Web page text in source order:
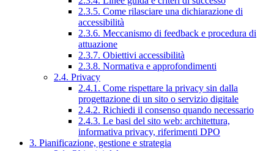
2.3.5. Come rilasciare una dichiarazione di
accessibilità
2.3.6. Meccanismo di feedback e procedura di
attuazione
2.3.7. Obiettivi accessibilità
2.3.8. Normativa e approfondimenti
2.4. Privacy
2.4.1. Come rispettare la privacy sin dalla
progettazione di un sito o servizio digitale
2.4.2. Richiedi il consenso quando necessario
2.4.3. Le basi del sito web: architettura,
informativa privacy, riferimenti DPO
3. Pianificazione, gestione e strategia